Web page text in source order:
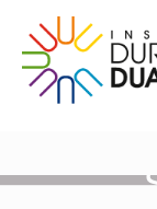
content
IDD – Instituto
Instituto Durango